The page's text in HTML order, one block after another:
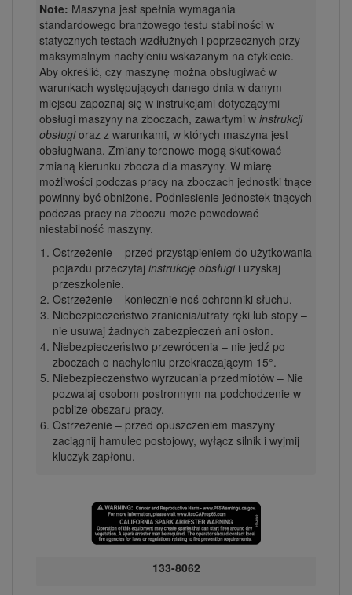
Note: Maszyna jest spełnia wymagania
standardowego branżowego testu stabilności w
statycznych testach wzdłużnych i poprzecznych przy
maksymalnym nachyleniu wskazanym na etykiecie.
Aby określić, czy maszynę można obsługiwać w
warunkach występujących danego dnia w danym
miejscu zapoznaj się w instrukcjami dotyczącymi
obsługi maszyny na zboczach, zawartymi w instrukcji
obsługioraz z warunkami, w których maszyna jest
obsługiwana. Zmiany terenowe mogą skutkować
zmianą kierunku zbocza dla maszyny. W miarę
możliwości podczas pracy na zboczach jednostki tnące
powinny być obniżone. Podniesienie jednostek tnących
podczas pracy na zboczu może powodować
niestabilność maszyny.
Ostrzeżenie – przed przystąpieniem do użytkowania
pojazdu przeczytaj instrukcję obsługii uzyskaj
przeszkolenie.
Ostrzeżenie – koniecznie noś ochronniki słuchu.
Niebezpieczeństwo zranienia/utraty ręki lub stopy –
nie usuwaj żadnych zabezpieczeń ani osłon.
Niebezpieczeństwo przewrócenia – nie jedź po
zboczach o nachyleniu przekraczającym 15°.
Niebezpieczeństwo wyrzucania przedmiotów – Nie
pozwalaj osobom postronnym na podchodzenie w
pobliże obszaru pracy.
Ostrzeżenie – przed opuszczeniem maszyny
zaciągnij hamulec postojowy, wyłącz silnik i wyjmij
kluczyk zapłonu.
133-8062